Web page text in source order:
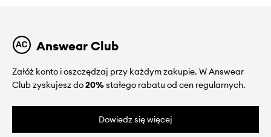
Answear Club
Załóż konto i oszczędzaj przy każdym zakupie. W Answear
Club zyskujesz do20%stałego rabatu od cen regularnych.
Dowiedz się więcej